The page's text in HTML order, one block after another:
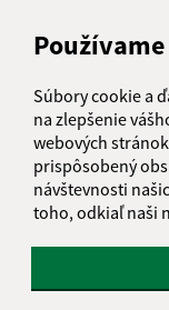
Súbory cookie a
na zlepšenie
webových
prispôsobený
návštevnosti
toho, odkiaľ naši